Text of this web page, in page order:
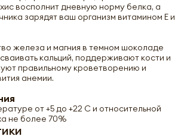
восполнит дневную норму белка, а
зарядят ваш организм витамином Е и
железа и магния в темном шоколаде
кальций, поддерживают кости и
правильному кроветворению и
анемии.
от +5 до +22 С и относительной
не более 70%